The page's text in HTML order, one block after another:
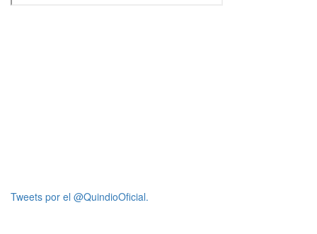
Tweets por el @QuindioOficial.